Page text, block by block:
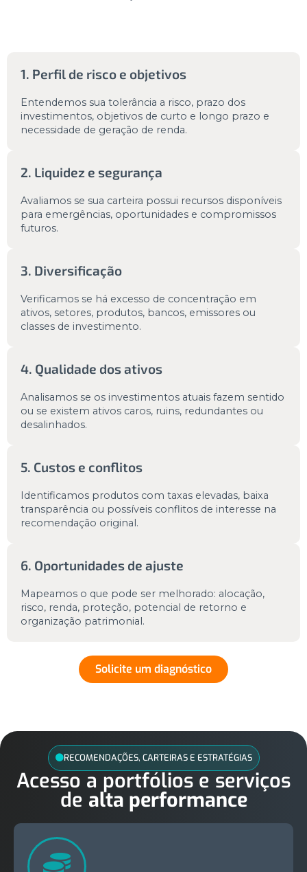
1. Perfil de risco e objetivos
Entendemos sua tolerância a risco, prazo dos
investimentos, objetivos de curto e longo prazo e
necessidade de geração de renda.
2. Liquidez e segurança
Avaliamos se sua carteira possui recursos disponíveis
para emergências, oportunidades e compromissos
futuros.
3. Diversificação
Verificamos se há excesso de concentração em
ativos, setores, produtos, bancos, emissores ou
classes de investimento.
4. Qualidade dos ativos
Analisamos se os investimentos atuais fazem sentido
ou se existem ativos caros, ruins, redundantes ou
desalinhados.
5. Custos e conflitos
Identificamos produtos com taxas elevadas, baixa
transparência ou possíveis conflitos de interesse na
recomendação original.
6. Oportunidades de ajuste
Mapeamos o que pode ser melhorado: alocação,
risco, renda, proteção, potencial de retorno e
organização patrimonial.
Solicite um diagnóstico
RECOMENDAÇÕES, CARTEIRAS E ESTRATÉGIAS
Acesso a portfólios e serviços
de alta performance